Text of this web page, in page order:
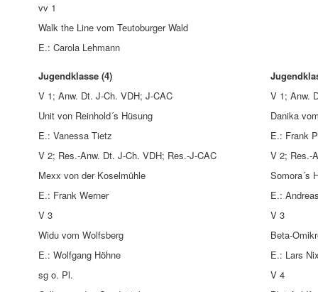
vv 1
Walk the Line vom Teutoburger Wald
E.: Carola Lehmann
Jugendklasse (4)
V 1; Anw. Dt. J-Ch. VDH; J-CAC
V 1; Anw.
Unit von Reinhold´s Hüsung
Danika
E.: Vanessa Tietz
E.: Frank
V 2; Res.-Anw. Dt. J-Ch. VDH; Res.-J-CAC
V 2; Res.-
Mexx von der Koselmühle
Somora´s
E.: Frank Werner
E.:
V 3
V 3
Widu vom Wolfsberg
Beta-
E.: Wolfgang Höhne
E.: Lars
sg o. Pl.
V 4